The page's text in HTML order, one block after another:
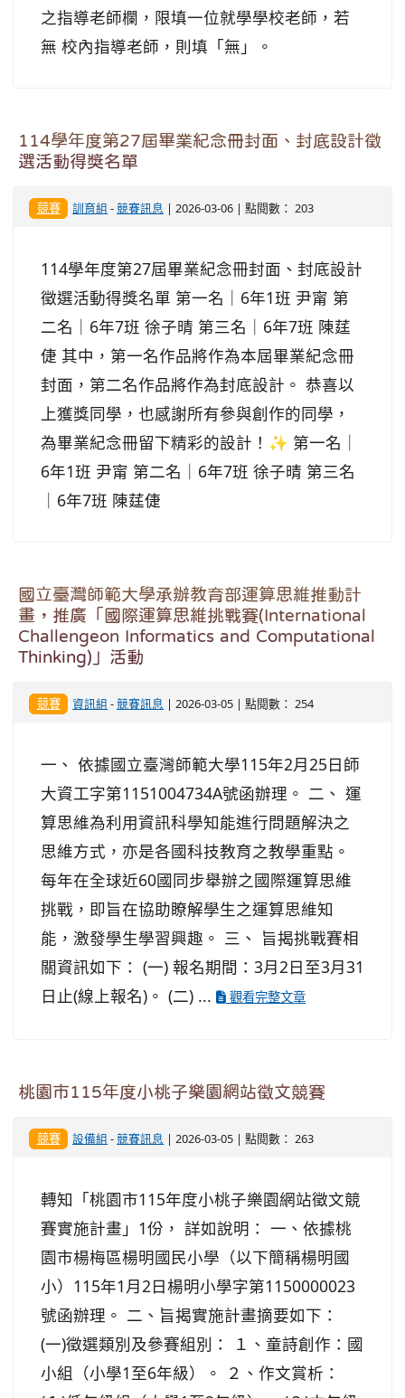
之指導老師欄，限填一位就學學校老師，若
無 校內指導老師，則填「無」。
114學年度第27屆畢業紀念冊封面、封底設計徵
選活動得獎名單
競賽 訓育組 -競賽訊息 | 2026-03-06 | 點閱數： 203
114學年度第27屆畢業紀念冊封面、封底設計
徵選活動得獎名單 第一名｜6年1班 尹甯 第
二名｜6年7班 徐子晴 第三名｜6年7班 陳莛
倢 其中，第一名作品將作為本屆畢業紀念冊
封面，第二名作品將作為封底設計。 恭喜以
上獲獎同學，也感謝所有參與創作的同學，
為畢業紀念冊留下精彩的設計！✨ 第一名｜
6年1班 尹甯 第二名｜6年7班 徐子晴 第三名
｜6年7班 陳莛倢
國立臺灣師範大學承辦教育部運算思維推動計
畫，推廣「國際運算思維挑戰賽(International
Challengeon Informatics and Computational
Thinking)」活動
競賽 資訊組 -競賽訊息 | 2026-03-05 | 點閱數： 254
一、 依據國立臺灣師範大學115年2月25日師
大資工字第1151004734A號函辦理。 二、 運
算思維為利用資訊科學知能進行問題解決之
思維方式，亦是各國科技教育之教學重點。
每年在全球近60國同步舉辦之國際運算思維
挑戰，即旨在協助瞭解學生之運算思維知
能，激發學生學習興趣。 三、 旨揭挑戰賽相
關資訊如下： (一) 報名期間：3月2日至3月31
日止(線上報名)。 (二) ...
觀看完整文章
桃園市115年度小桃子樂園網站徵文競賽
競賽 設備組 -競賽訊息 | 2026-03-05 | 點閱數： 263
轉知「桃園市115年度小桃子樂園網站徵文競
賽實施計畫」1份， 詳如說明： 一、依據桃
園市楊梅區楊明國民小學（以下簡稱楊明國
小）115年1月2日楊明小學字第1150000023
號函辦理。 二、旨揭實施計畫摘要如下：
(一)徵選類別及參賽組別： １、童詩創作：國
小組（小學1至6年級）。 ２、作文賞析：